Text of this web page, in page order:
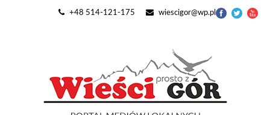
+48 514-121-175 wiescigor@wp.pl